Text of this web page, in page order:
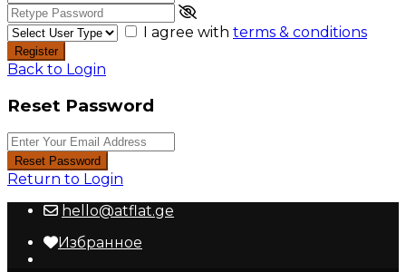
I agree with terms & conditions
Register
Back to Login
Reset Password
Reset Password
Return to Login
hello@atflat.ge
Избранное